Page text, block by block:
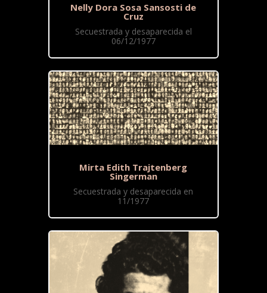
Nelly Dora Sosa Sansosti de
Cruz
Secuestrada y desaparecida el
06/12/1977
Mirta Edith Trajtenberg
Singerman
Secuestrada y desaparecida en
11/1977